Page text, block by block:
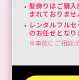
髪飾りはご購
まれておりませ
レンタルフル
のお任せとな
※事前にご相談